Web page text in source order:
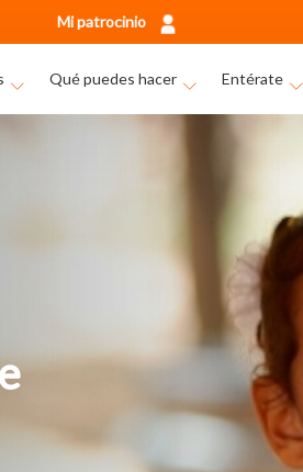
Mi patrocinio
Qué puedes hacer Entérate